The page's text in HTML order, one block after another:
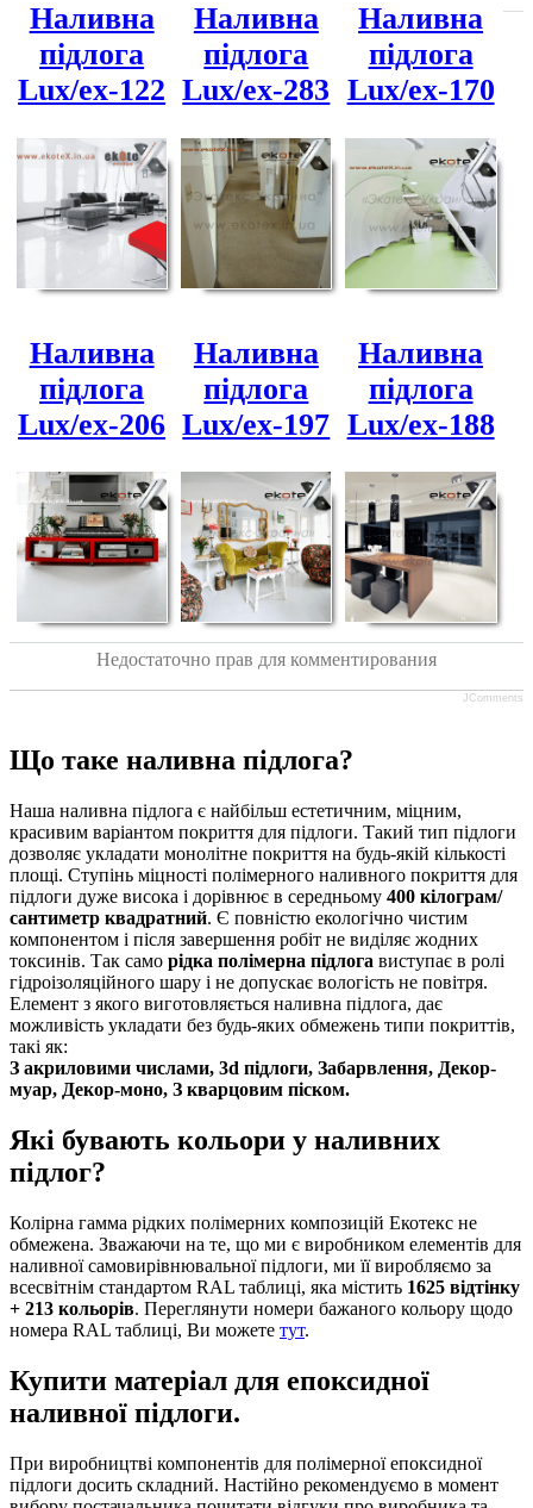
Наливна
підлога
Lux/ex-122
Наливна
підлога
Lux/ex-283
Наливна
підлога
Lux/ex-170
Наливна
підлога
Lux/ex-206
Наливна
підлога
Lux/ex-197
Наливна
підлога
Lux/ex-188
Недостаточно прав для комментирования
JComments
Що таке наливна підлога?
Наша наливна підлога є найбільш естетичним, міцним,
красивим варіантом покриття для підлоги. Такий тип підлоги
дозволяє укладати монолітне покриття на будь-якій кількості
площі. Ступінь міцності полімерного наливного покриття для
підлоги дуже висока і дорівнює в середньому 400 кілограм/
сантиметр квадратний. Є повністю екологічно чистим
компонентом і після завершення робіт не виділяє жодних
токсинів. Так само рідка полімерна підлога виступає в ролі
гідроізоляційного шару і не допускає вологість не повітря.
Елемент з якого виготовляється наливна підлога, дає
можливість укладати без будь-яких обмежень типи покриттів,
такі як:
З акриловими числами, 3d підлоги, Забарвлення, Декор-
муар, Декор-моно, З кварцовим піском.
Які бувають кольори у наливних
підлог?
Колірна гамма рідких полімерних композицій Екотекс не
обмежена. Зважаючи на те, що ми є виробником елементів для
наливної самовирівнювальної підлоги, ми її виробляємо за
всесвітнім стандартом RAL таблиці, яка містить 1625 відтінку
+ 213 кольорів. Переглянути номери бажаного кольору щодо
номера RAL таблиці, Ви можете тут.
Купити матеріал для епоксидної
наливної підлоги.
При виробництві компонентів для полімерної епоксидної
підлоги досить складний. Настійно рекомендуємо в момент